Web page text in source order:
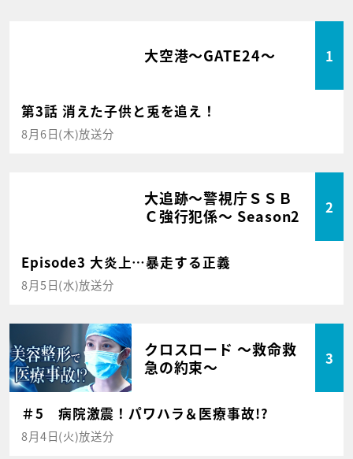
大空港～GATE24～ 1
第3話 消えた子供と兎を追え！
8月6日(木)放送分
大追跡～警視庁ＳＳＢ
Ｃ強行犯係～ Season2
2
Episode3 大炎上…暴走する正義
8月5日(水)放送分
クロスロード ～救命救
急の約束～
3
＃5 病院激震！パワハラ＆医療事故!?
8月4日(火)放送分